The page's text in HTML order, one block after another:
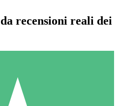
recensioni reali dei